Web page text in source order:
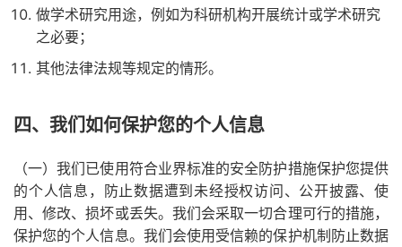
做学术研究用途，例如为科研机构开展统计或学术研究
之必要；
其他法律法规等规定的情形。
四、我们如何保护您的个人信息
（一）我们已使用符合业界标准的安全防护措施保护您提供
的个人信息，防止数据遭到未经授权访问、公开披露、使
用、修改、损坏或丢失。我们会采取一切合理可行的措施，
保护您的个人信息。我们会使用受信赖的保护机制防止数据